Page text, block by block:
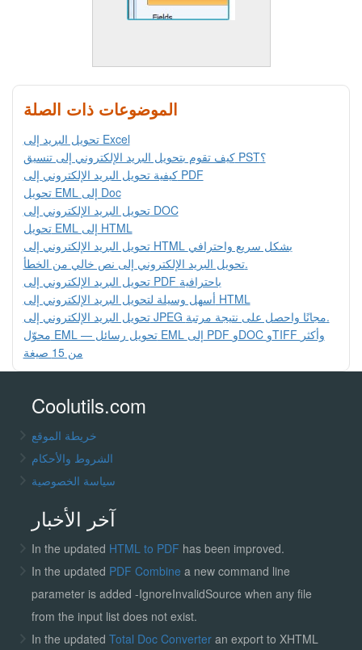
الموضوعات ذات الصلة
تحويل البريد إلى Excel
كيف تقوم بتحويل البريد الإلكتروني إلى تنسيق PST؟
كيفية تحويل البريد الإلكتروني إلى PDF
تحويل EML إلى Doc
تحويل البريد الإلكتروني إلى DOC
تحويل EML إلى HTML
تحويل البريد الإلكتروني إلى HTML بشكل سريع واحترافي
تحويل البريد الإلكتروني إلى نص خالي من الخطأ.
تحويل البريد الإلكتروني إلى PDF باحترافية
أسهل وسيلة لتحويل البريد الإلكتروني إلى HTML
تحويل البريد الإلكتروني إلى JPEG مجانًا واحصل على نتيجة مرتبة.
محوّل EML — تحويل رسائل EML إلى PDF وDOC وTIFF وأكثر
من 15 صيغة
Coolutils.com
خريطة الموقع
الشروط والأحكام
سياسة الخصوصية
آخر الأخبار
In the updated HTML to PDF has been improved.
In the updated PDF Combine a new command line
parameter is added -IgnoreInvalidSource when any file
from the input list does not exist.
In the updated Total Doc Converter an export to XHTML